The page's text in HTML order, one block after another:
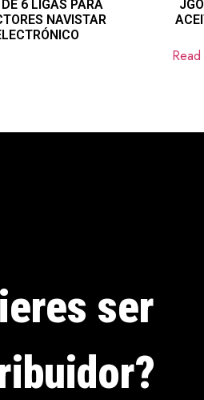
6 LIGAS PARA
NAVISTAR
ser